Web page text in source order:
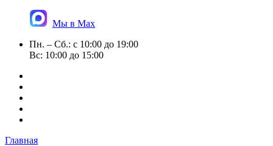
Мы в Max
Пн. – Сб.: с 10:00 до 19:00
Вс: 10:00 до 15:00
Главная